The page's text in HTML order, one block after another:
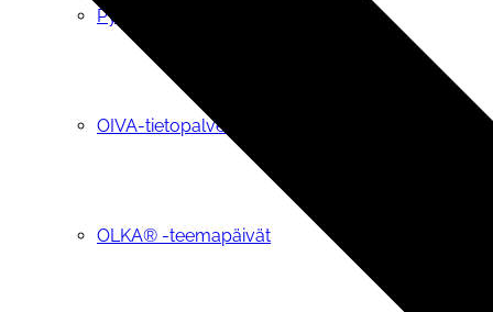
Pyydä OLKA-vapaaehtoinen tueksi
OIVA-tietopalvelu
OLKA® -teemapäivät